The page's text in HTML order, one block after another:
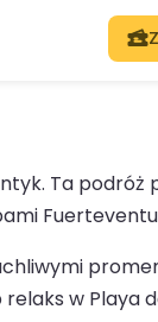
Ta
w Playa